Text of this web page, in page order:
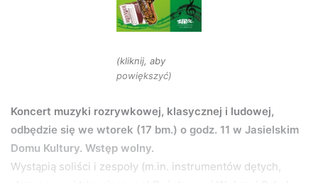
(kliknij, aby
powiększyć)
Koncert muzyki rozrywkowej, klasycznej i ludowej,
odbędzie się we wtorek (17 bm.) o godz. 11 w Jasielskim
Domu Kultury. Wstęp wolny.
Wystąpią soliści i zespoły (m.in. instrumentów dętych,